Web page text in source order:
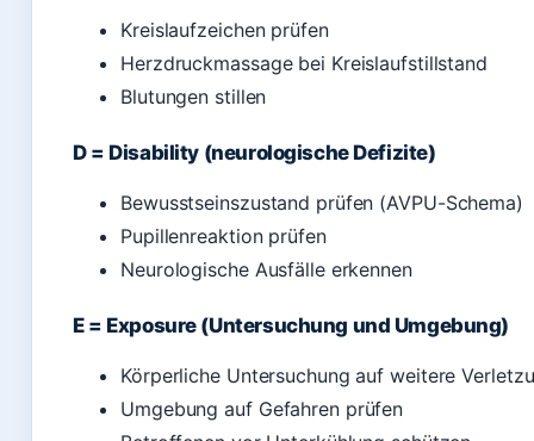
Kreislaufzeichen prüfen
Herzdruckmassage bei Kreislaufstillstand
Blutungen stillen
D = Disability (neurologische Defizite)
Bewusstseinszustand prüfen (AVPU-Schema)
Pupillenreaktion prüfen
Neurologische Ausfälle erkennen
E = Exposure (Untersuchung und Umgebung)
Körperliche Untersuchung auf weitere
Umgebung auf Gefahren prüfen